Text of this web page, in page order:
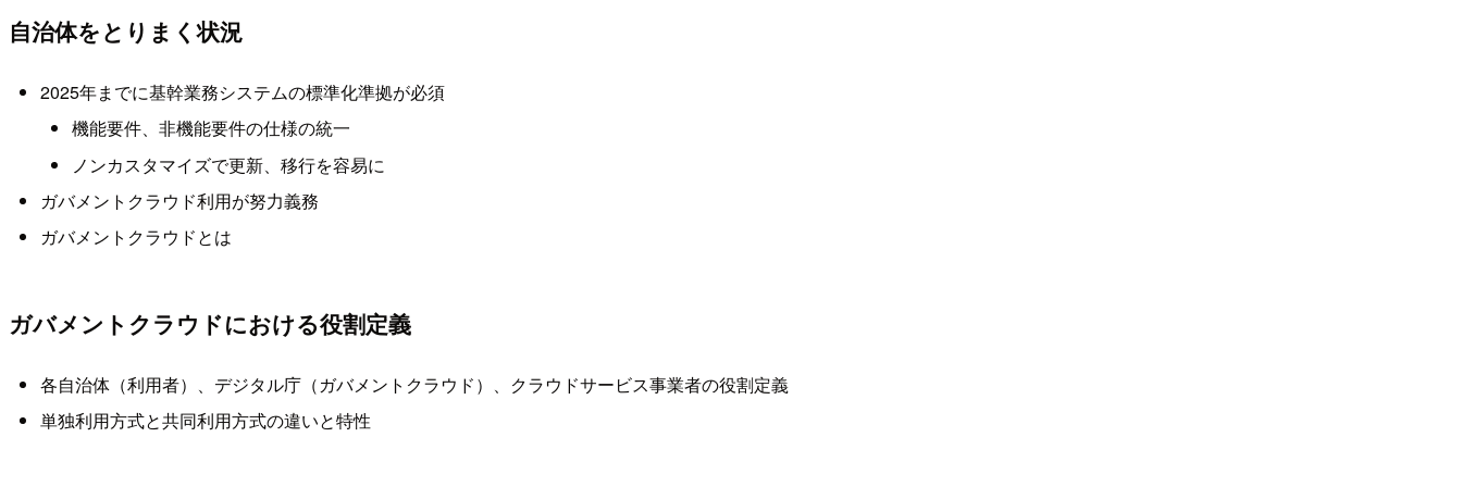
自治体をとりまく状況
2025年までに基幹業務システムの標準化準拠が必須
機能要件、非機能要件の仕様の統一
ノンカスタマイズで更新、移行を容易に
ガバメントクラウド利用が努力義務
ガバメントクラウドとは
ガバメントクラウドにおける役割定義
各自治体（利用者）、デジタル庁（ガバメントクラウド）、クラウドサービス事業者の役割定義
単独利用方式と共同利用方式の違いと特性